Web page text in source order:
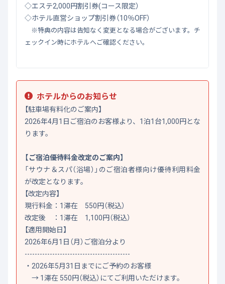
◇エステ2,000円割引券(コース限定）
◇ホテル直営ショップ割引券（10％OFF）
※特典の内容は告知なく変更となる場合がございます。チ
ェックイン時にホテルへご確認ください。
ホテルからのお知らせ
【駐車場有料化のご案内】
2026年4月1日ご宿泊のお客様より、1泊1台1,000円とな
ります。
【ご宿泊優待料金改定のご案内】
「サウナ＆スパ（浴場）」のご宿泊者様向け優待利用料金
が改定となります。
【改定内容】
現行料金：1滞在 550円（税込）
改定後 ：1滞在 1,100円（税込）
【適用開始日】
2026年6月1日（月）ご宿泊分より
------------------------------------------
・2026年5月31日までにご予約のお客様
→ 1滞在 550円（税込）にてご利用いただけます。